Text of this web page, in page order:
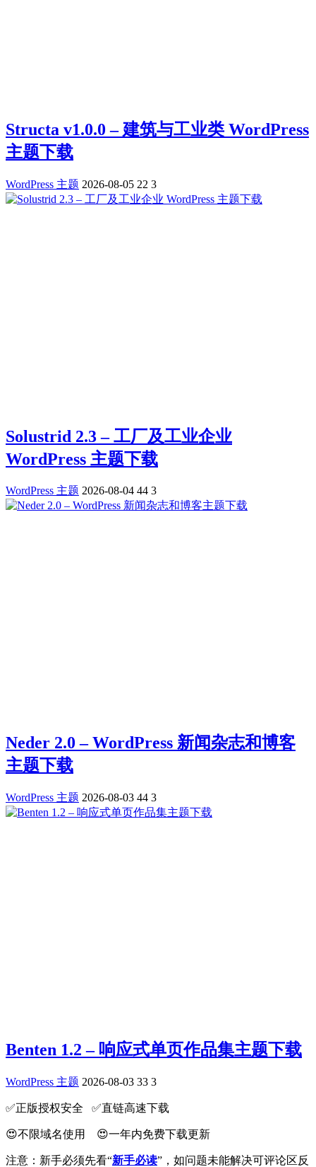
Structa v1.0.0 – 建筑与工业类 WordPress
主题下载
WordPress 主题 2026-08-05 22 3
Solustrid 2.3 – 工厂及工业企业
WordPress 主题下载
WordPress 主题 2026-08-04 44 3
Neder 2.0 – WordPress 新闻杂志和博客
主题下载
WordPress 主题 2026-08-03 44 3
Benten 1.2 – 响应式单页作品集主题下载
WordPress 主题 2026-08-03 33 3
✅️正版授权安全 ✅️直链高速下载
😍不限域名使用 😍一年内免费下载更新
注意：新手必须先看“新手必读”，如问题未能解决可评论区反